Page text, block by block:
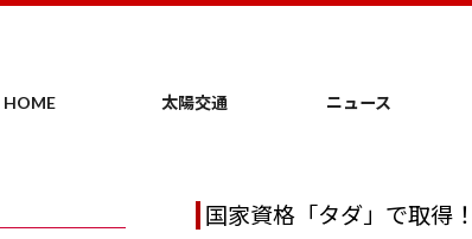
HOME 太陽交通 ニュース
国家資格「タダ」で取得！